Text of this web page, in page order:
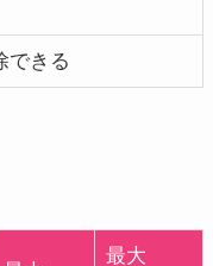
できる
最大